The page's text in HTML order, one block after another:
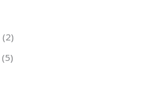
2
5